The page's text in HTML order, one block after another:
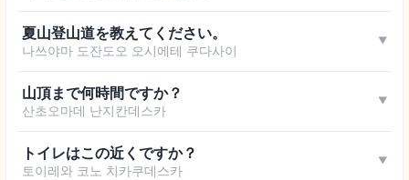
夏山登山道を教えてください。
나쓰야마 도잔도오 오시에테 쿠다사이
▼
山頂まで何時間ですか？
산초오마데 난지칸데스카
▼
トイレはこの近くですか？
토이레와 코노 치카쿠데스카
▼